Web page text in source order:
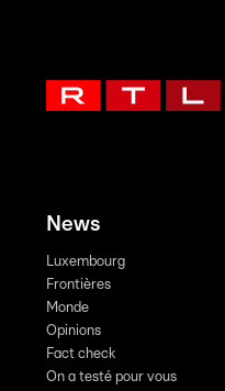
News
Luxembourg
Frontières
Monde
Opinions
Fact check
On a testé pour vous